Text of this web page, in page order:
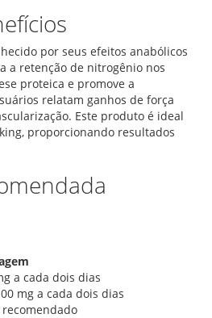
por seus efeitos anabólicos
a retenção de nitrogênio nos
proteica e promove a
relatam ganhos de força
Este produto é ideal
proporcionando resultados
a cada dois dias
mg a cada dois dias
recomendado